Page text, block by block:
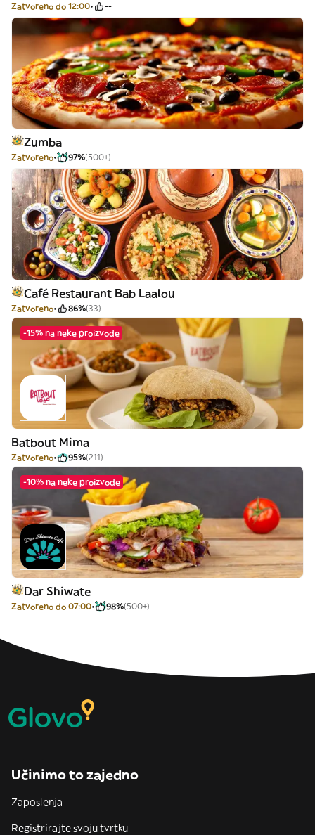
Zatvoreno do 12:00 --
Zumba
Zatvoreno 97%(500+)
Café Restaurant Bab Laalou
Zatvoreno 86%(33)
-15% na neke proizvode
Batbout Mima
Zatvoreno 95%(211)
-10% na neke proizvode
Dar Shiwate
Zatvoreno do 07:00 98%(500+)
Učinimo to zajedno
Zaposlenja
Registrirajte svoju tvrtku